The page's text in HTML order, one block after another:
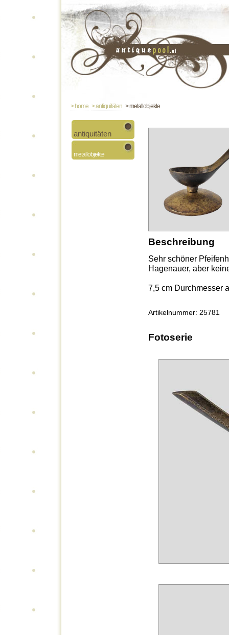
> home > antiquitäten > metallobjekte
antiquitäten
metallobjekte
Beschreibung
Sehr schöner
Hagenauer, aber
7,5 cm Durchmesser
Artikelnummer: 25781
Fotoserie